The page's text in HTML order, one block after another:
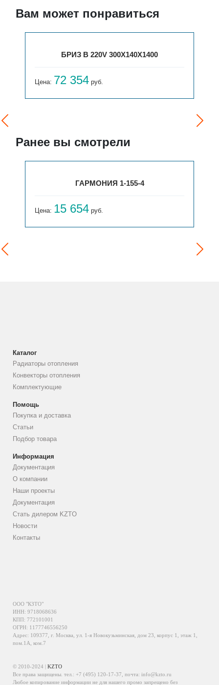
Вам может понравиться
БРИЗ В 220V 300X140X1400
Цена: 72 354 руб.
Ранее вы смотрели
ГАРМОНИЯ 1-155-4
Цена: 15 654 руб.
Каталог
Радиаторы отопления
Конвекторы отопления
Комплектующие
Помощь
Покупка и доставка
Статьи
Подбор товара
Информация
Документация
О компании
Наши проекты
Документация
Стать дилером KZTO
Новости
Контакты
ООО "КЗТО"
ИНН: 9718068636
КПП: 772101001
ОГРН: 1177746556250
Адрес: 109377, г. Москва, ул. 1-я Новокузьминская, дом 23, корпус 1, этаж 1,
пом.1А, ком.7
© 2010-2024 |KZTO
Все права защищены. тел.: +7 (495) 120-17-37 , почта: info@kzto.ru
Любое копирование информации не для нашего промо запрещено без